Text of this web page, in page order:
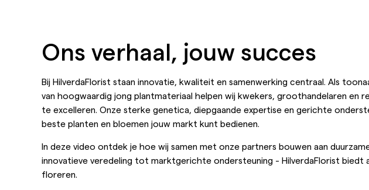
Ons verhaal, jouw succes
Bij HilverdaFlorist staan innovatie, kwaliteit en samenwerking centraal. Als
van hoogwaardig jong plantmateriaal helpen wij kwekers, groothandelaren en
te excelleren. Onze sterke genetica, diepgaande expertise en gerichte
beste planten en bloemen jouw markt kunt bedienen.
In deze video ontdek je hoe wij samen met onze partners bouwen aan
innovatieve veredeling tot marktgerichte ondersteuning - HilverdaFlorist biedt
floreren.